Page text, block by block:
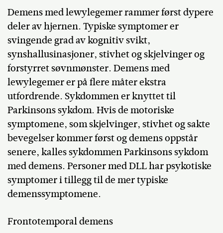
Demens med lewylegemer rammer først dypere
deler av hjernen. Typiske symptomer er
svingende grad av kognitiv svikt,
synshallusinasjoner, stivhet og skjelvinger og
forstyrret søvnmønster. Demens med
lewylegemer er på flere måter ekstra
utfordrende. Sykdommen er knyttet til
Parkinsons sykdom. Hvis de motoriske
symptomene, som skjelvinger, stivhet og sakte
bevegelser kommer først og demens oppstår
senere, kalles sykdommen Parkinsons sykdom
med demens. Personer med DLL har psykotiske
symptomer i tillegg til de mer typiske
demenssymptomene.
Frontotemporal demens